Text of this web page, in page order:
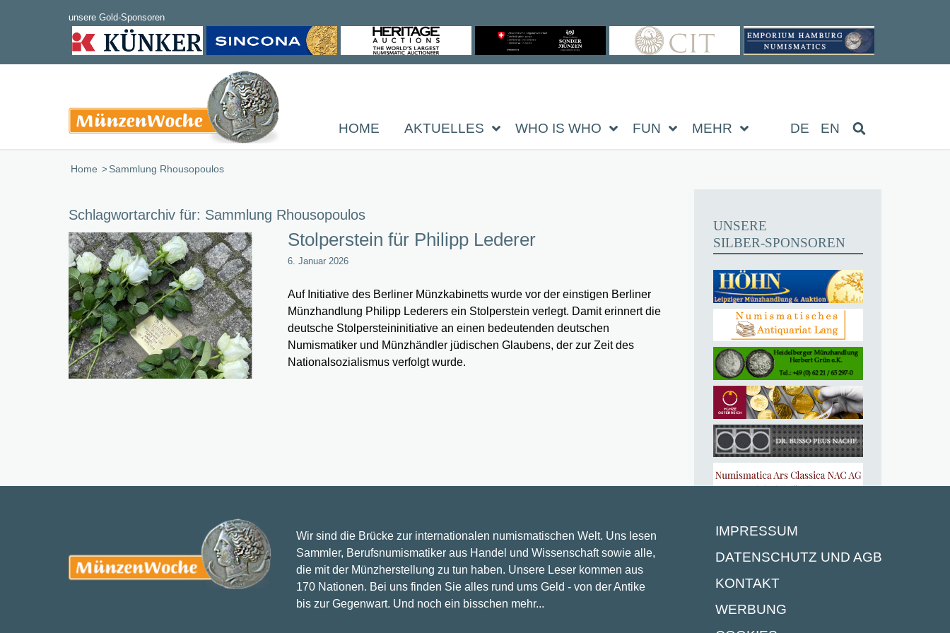
HOME AKTUELLES WHO IS WHO FUN MEHR DE EN
Home /Sammlung Rhousopoulos
Schlagwortarchiv für: Sammlung Rhousopoulos
Stolperstein für Philipp Lederer
6. Januar 2026
Auf Initiative des Berliner Münzkabinetts wurde vor der einstigen Berliner
Münzhandlung Philipp Lederers ein Stolperstein verlegt. Damit erinnert die
deutsche Stolpersteininitiative an einen bedeutenden deutschen
Numismatiker und Münzhändler jüdischen Glaubens, der zur Zeit des
Nationalsozialismus verfolgt wurde.
UNSERE
SILBER-SPONSOREN
Wir sind die Brücke zur internationalen numismatischen Welt. Uns lesen
Sammler, Berufsnumismatiker aus Handel und Wissenschaft sowie alle,
die mit der Münzherstellung zu tun haben. Unsere Leser kommen aus
170 Nationen. Bei uns finden Sie alles rund ums Geld - von der Antike
bis zur Gegenwart. Und noch ein bisschen mehr...
IMPRESSUM
DATENSCHUTZ UND AGB
KONTAKT
WERBUNG